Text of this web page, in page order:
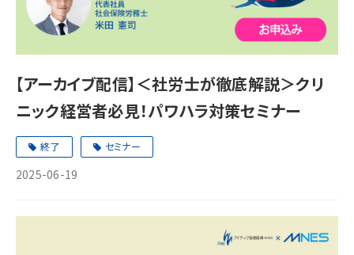
【アーカイブ配信】＜社労士が徹底解説＞クリ
ニック経営者必見！パワハラ対策セミナー
終了 セミナー
2025-06-19